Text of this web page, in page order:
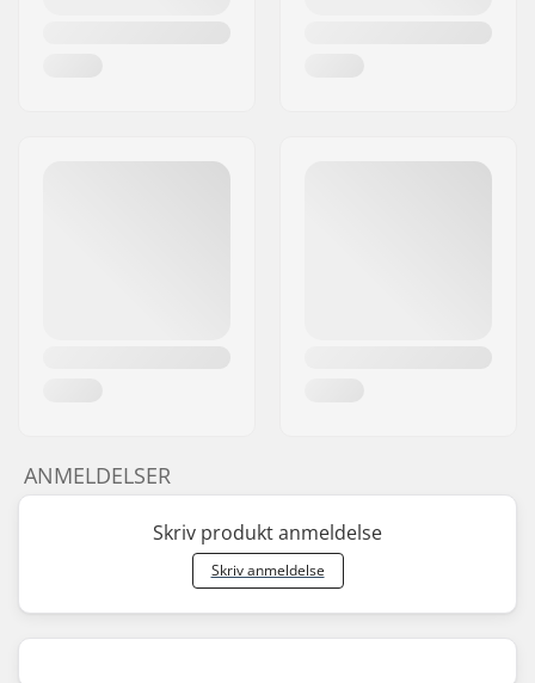
ANMELDELSER
Skriv produkt anmeldelse
Skriv anmeldelse